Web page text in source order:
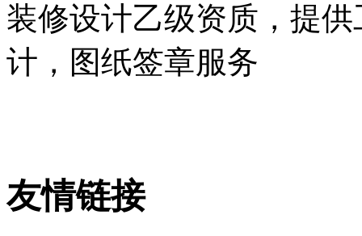
装修设计乙级资质，提
计，图纸签章服务
友情链接